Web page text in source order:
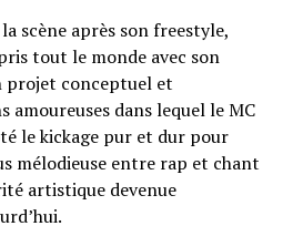
scène après son freestyle,
tout le monde avec son
projet conceptuel et
dans lequel le MC
le kickage pur et dur pour
mélodieuse entre rap et chant
artistique devenue